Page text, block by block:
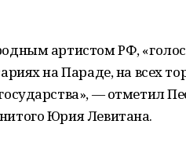
артистом РФ,
на Параде, на всех
— отметил
Юрия Левитана.